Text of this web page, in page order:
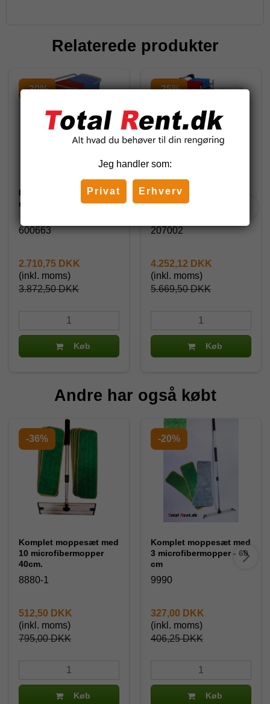
Relaterede produkter
-30%
DIT rengøringsvogn,
model 600663
600663
3.872,50 DKK
2.710,75 DKK
(inkl. moms)
Køb
-25%
Tina rengøringsvogn
Ergo 207002
207002
5.669,50 DKK
4.252,12 DKK
(inkl. moms)
Køb
Andre har også købt
-36%
Komplet moppesæt med
10 microfibermopper
40cm.
8880-1
795,00 DKK
512,50 DKK
(inkl. moms)
Køb
-20%
Komplet moppesæt med
3 microfibermopper - 60
cm
9990
406,25 DKK
327,00 DKK
(inkl. moms)
Køb
Jeg handler som:
Privat Erhverv